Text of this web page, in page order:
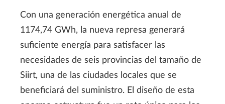
Con una generación energética anual de
1174,74 GWh, la nueva represa generará
suficiente energía para satisfacer las
necesidades de seis provincias del tamaño de
Siirt, una de las ciudades locales que se
beneficiará del suministro. El diseño de esta